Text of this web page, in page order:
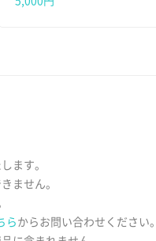
ます。
ません。
ら からお問い合わせください。